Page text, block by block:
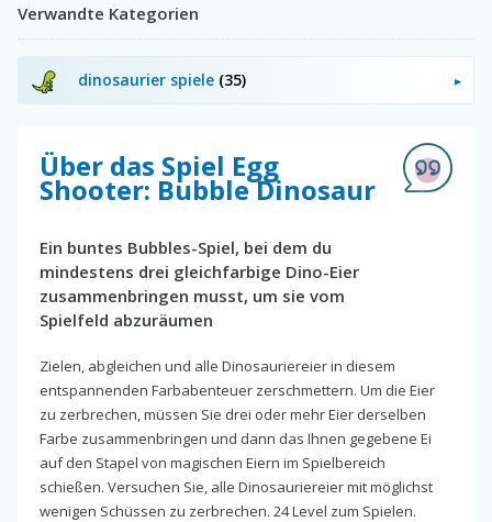
Verwandte Kategorien
dinosaurier spiele (35)
Über das Spiel Egg
Shooter: Bubble Dinosaur
Ein buntes Bubbles-Spiel, bei dem du
mindestens drei gleichfarbige Dino-Eier
zusammenbringen musst, um sie vom
Spielfeld abzuräumen
Zielen, abgleichen und alle Dinosauriereier in diesem
entspannenden Farbabenteuer zerschmettern. Um die Eier
zu zerbrechen, müssen Sie drei oder mehr Eier derselben
Farbe zusammenbringen und dann das Ihnen gegebene Ei
auf den Stapel von magischen Eiern im Spielbereich
schießen. Versuchen Sie, alle Dinosauriereier mit möglichst
wenigen Schüssen zu zerbrechen. 24 Level zum Spielen.